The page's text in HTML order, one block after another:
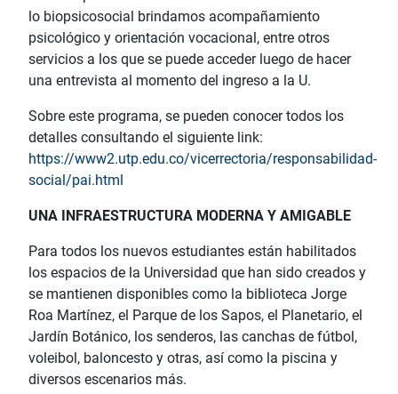
lo biopsicosocial brindamos acompañamiento
psicológico y orientación vocacional, entre otros
servicios a los que se puede acceder luego de hacer
una entrevista al momento del ingreso a la U.
Sobre este programa, se pueden conocer todos los
detalles consultando el siguiente link:
https://www2.utp.edu.co/vicerrectoria/responsabilidad-
social/pai.html
UNA INFRAESTRUCTURA MODERNA Y AMIGABLE
Para todos los nuevos estudiantes están habilitados
los espacios de la Universidad que han sido creados y
se mantienen disponibles como la biblioteca Jorge
Roa Martínez, el Parque de los Sapos, el Planetario, el
Jardín Botánico, los senderos, las canchas de fútbol,
voleibol, baloncesto y otras, así como la piscina y
diversos escenarios más.